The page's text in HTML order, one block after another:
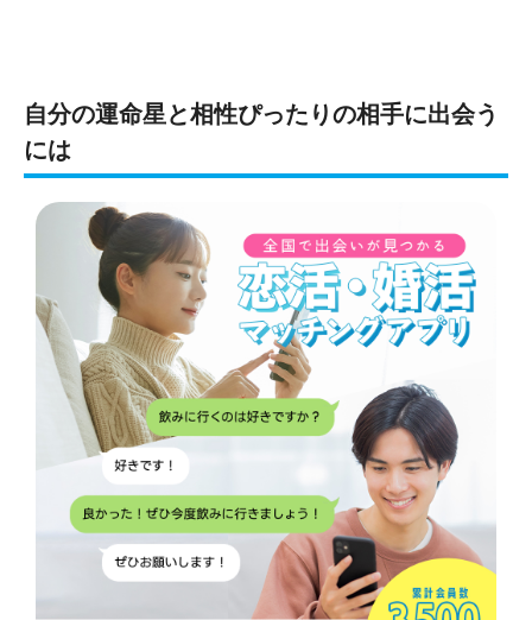
自分の運命星と相性ぴったりの相手に出会う
には